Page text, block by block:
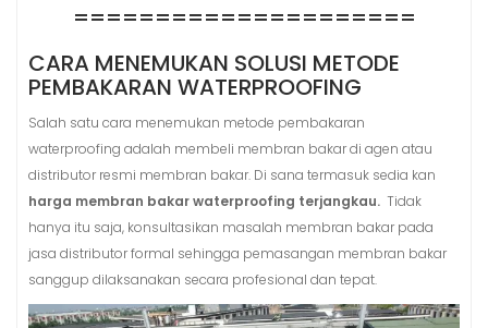
=====================
CARA MENEMUKAN SOLUSI METODE
PEMBAKARAN WATERPROOFING
Salah satu cara menemukan metode pembakaran
waterproofing adalah membeli membran bakar di agen atau
distributor resmi membran bakar. Di sana termasuk sedia kan
harga membran bakar waterproofing terjangkau. Tidak
hanya itu saja, konsultasikan masalah membran bakar pada
jasa distributor formal sehingga pemasangan membran bakar
sanggup dilaksanakan secara profesional dan tepat.